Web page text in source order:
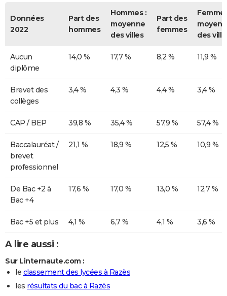
Données
2022
Part des
hommes
Hommes :
moyenne
des villes
Part des
femmes
des
Aucun
diplôme
14,0 % 17,7 % 8,2 % 11,9 %
Brevet des
collèges
3,4 % 4,3 % 4,4 % 3,4 %
CAP / BEP 39,8 % 35,4 % 57,9 % 57,4 %
Baccalauréat /
brevet
professionnel
21,1 % 18,9 % 12,5 % 10,9 %
De Bac +2 à
Bac +4
17,6 % 17,0 % 13,0 % 12,7 %
Bac +5 et plus 4,1 % 6,7 % 4,1 % 3,6 %
A lire aussi :
Sur Linternaute.com :
le classement des lycées à Razès
les résultats du bac à Razès